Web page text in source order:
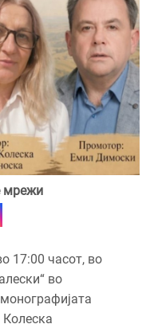
мрежи
17:00 часот, во
во